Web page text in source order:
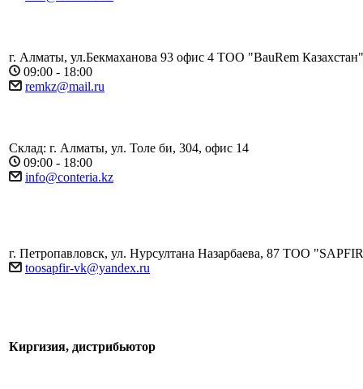
г. Алматы, ул.Бекмаханова 93 офис 4 ТОО "BauRem Казахстан"
09:00 - 18:00
remkz@mail.ru
Склад: г. Алматы, ул. Толе би, 304, офис 14
09:00 - 18:00
info@conteria.kz
г. Петропавловск, ул. Нурсултана Назарбаева, 87 ТОО
toosapfir-vk@yandex.ru
Киргизия, дистрибьютор